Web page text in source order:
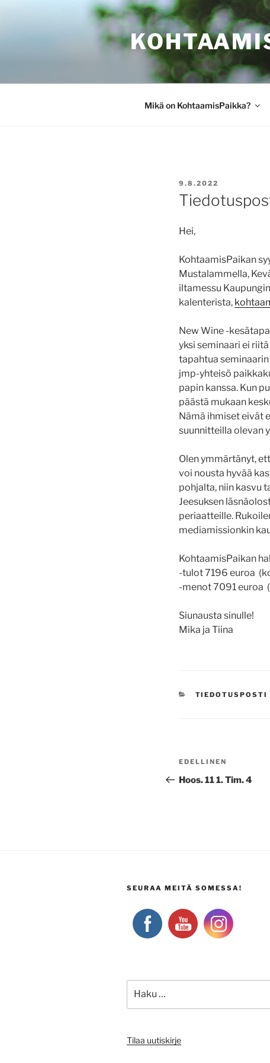
Mikä on KohtaamisPaikka?
JULKAISTU
9.8.2022
Hei,
KohtaamisPaikan
Mustalammella,
iltamessu
kalenterista,
New Wine -
yksi seminaari ei
tapahtua
jmp-yhteisö
papin kanssa. Kun
päästä mukaan
Nämä ihmiset eivät
suunnitteilla olevan
Olen ymmärtänyt,
voi nousta hyvää
pohjalta, niin kasvu
Jeesuksen
periaatteille.
mediamissionkin
KohtaamisPaikan
-tulot 7196 euroa
-menot 7091 euroa
Siunausta sinulle!
Mika ja Tiina
KATEGORIAT
TIEDOTUSPOSTI
Artikkelien
selaus
Edellinen
artikkeli
EDELLINEN
Hoos. 11 1. Tim. 4
SEURAA MEITÄ SOMESSA!
Tilaa uutiskirje